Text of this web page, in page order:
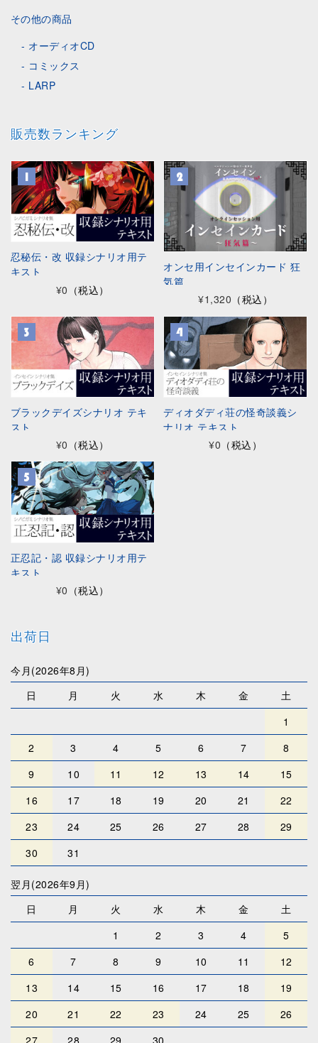
その他の商品
オーディオCD
コミックス
LARP
販売数ランキング
忍秘伝・改 収録シナリオ用テ
キスト
¥0 （税込）
オンセ用インセインカード 狂
気篇
¥1,320 （税込）
ブラックデイズシナリオ テキ
スト
¥0 （税込）
ディオダディ荘の怪奇談義シ
ナリオ テキスト
¥0 （税込）
正忍記・認 収録シナリオ用テ
キスト
¥0 （税込）
出荷日
今月(2026年8月)
日
月 火 水 木 金
土
1
2
3 4 5 6 7
8
9
10 11 12 13 14
15
16
17 18 19 20 21
22
23
24 25 26 27 28
29
30
31
翌月(2026年9月)
日
月 火 水 木 金
土
1
2 3 4
5
6
7 8 9 10 11
12
13
14 15 16 17 18
19
20
21 22 23 24 25
26
27
28 29 30